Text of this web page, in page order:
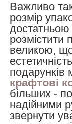
Важливо
розмір
розмістити
великою,
подарунків
крафтові
більших -
надійними
звернути